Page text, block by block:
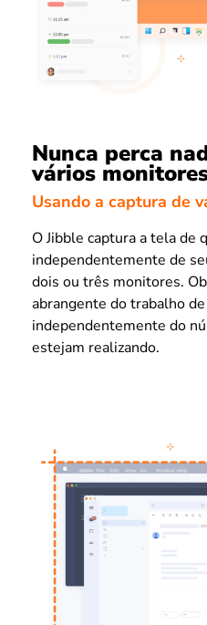
Nunca perca
vários
Usando a captura de
O Jibble captura a tela de
independentemente de
dois ou três monitores.
abrangente do trabalho
independentemente do
estejam realizando.